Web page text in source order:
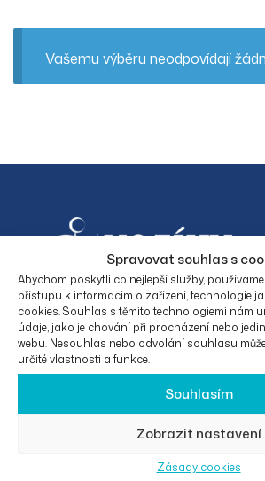
Spravovat souhlas s
Abychom poskytli co nejlepší služby,
přístupu k informacím o zařízení, technologie
cookies. Souhlas s těmito technologiemi nám
údaje, jako je chování při procházení nebo
webu. Nesouhlas nebo odvolání souhlasu
určité vlastnosti a funkce.
Souhlasím
Zobrazit nastavení
Zásady cookies
Vašemu výběru neodpovídají
FacebookInstagram
ÚDAJE
SPOLEČNO
PRÁVNÍ
E